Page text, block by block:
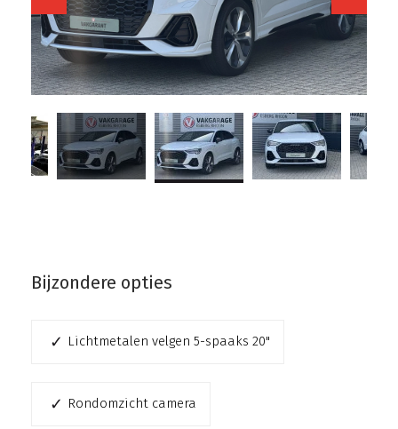
Bijzondere opties
Lichtmetalen velgen 5-spaaks 20"
Rondomzicht camera